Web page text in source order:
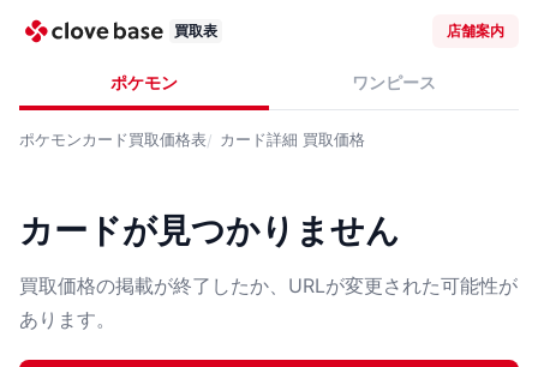
買取表 店舗案内
ポケモン ワンピース
ポケモンカード買取価格表 カード詳細 買取価格
カードが見つかりません
買取価格の掲載が終了したか、URLが変更された可能性が
あります。